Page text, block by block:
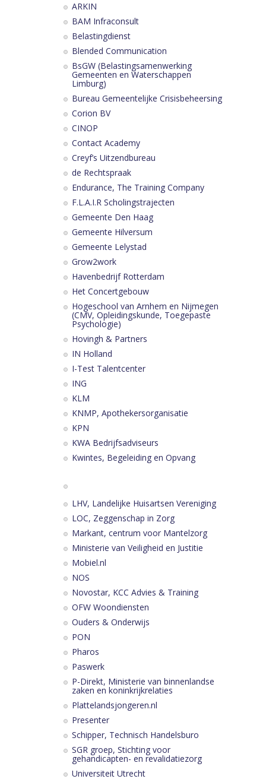
ARKIN
BAM Infraconsult
Belastingdienst
Blended Communication
BsGW (Belastingsamenwerking
Gemeenten en Waterschappen
Limburg)
Bureau Gemeentelijke Crisisbeheersing
Corion BV
CINOP
Contact Academy
Creyf’s Uitzendbureau
de Rechtspraak
Endurance, The Training Company
F.L.A.I.R Scholingstrajecten
Gemeente Den Haag
Gemeente Hilversum
Gemeente Lelystad
Grow2work
Havenbedrijf Rotterdam
Het Concertgebouw
Hogeschool van Arnhem en Nijmegen
(CMV, Opleidingskunde, Toegepaste
Psychologie)
Hovingh & Partners
IN Holland
I-Test Talentcenter
ING
KLM
KNMP, Apothekersorganisatie
KPN
KWA Bedrijfsadviseurs
Kwintes, Begeleiding en Opvang
LHV, Landelijke Huisartsen Vereniging
LOC, Zeggenschap in Zorg
Markant, centrum voor Mantelzorg
Ministerie van Veiligheid en Justitie
Mobiel.nl
NOS
Novostar, KCC Advies & Training
OFW Woondiensten
Ouders & Onderwijs
PON
Pharos
Paswerk
P-Direkt, Ministerie van binnenlandse
zaken en koninkrijkrelaties
Plattelandsjongeren.nl
Presenter
Schipper, Technisch Handelsburo
SGR groep, Stichting voor
gehandicapten- en revalidatiezorg
Universiteit Utrecht